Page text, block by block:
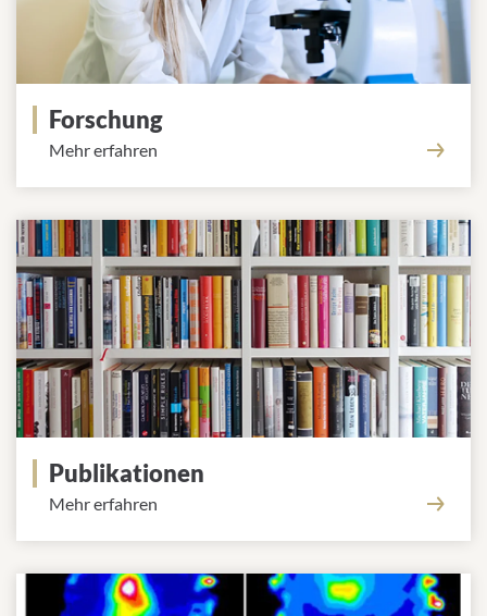
Forschung
Mehr erfahren
Publikationen
Mehr erfahren